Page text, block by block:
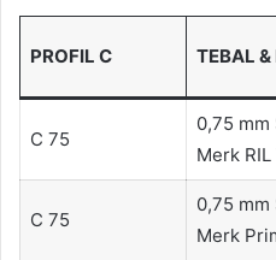
PROFIL C TEBAL &
C 75
0,75 mm
Merk
C 75
0,75 mm
Merk